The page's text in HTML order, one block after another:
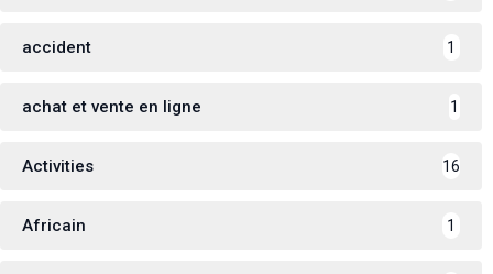
accident 1
achat et vente en ligne 1
Activities 16
Africain 1